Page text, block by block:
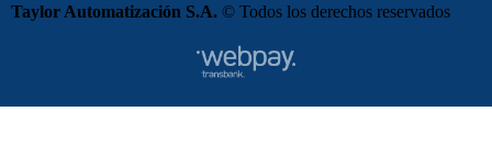
Taylor Automatización S.A. © Todos los derechos reservados